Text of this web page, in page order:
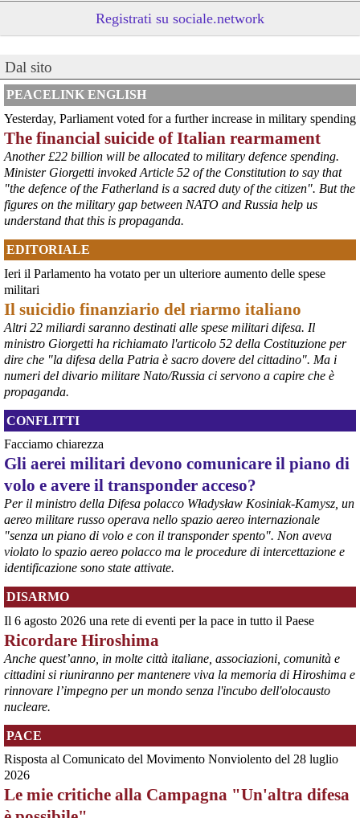
cronachetarantine.it/index.php
il Governo ha manifestato l’intenzione di predisporre un
provvedimento straordinario per attenuare le conseguenze
economiche e sociali della prevista fermata dell’area a caldo e ha
chiesto alle rappresentanze del territorio di formulare proposte
concrete per definirne i contenuti. Casartigiani valuta positivamente
questa disponibilità.
#ILVA Taranto
@peacelink - 6/8/2026 21:36
giornalerossoblu.it/ex-ilva-sc
Nel tavolo convocato al Ministero delle Imprese e del Made in Italy,
provvedimento straordinario per attenuare le conseguenze
economiche e sociali dello stop dell’area a caldo, invitando le
rappresentanze del territorio a presentare proposte operative.
#ILVA #Taranto
@peacelink - 6/8/2026 21:35
Ultimi cento milioni di euro per l’ex Ilva, poi non saranno più
possibili nuovi aiuti di Stato. Lo ha confermato il ministro Adolfo
Urso durante l’incontro al Mimit con le imprese dell’indotto: la
tranche conclusiva del prestito autorizzato dall’Unione europea
dovrà essere erogata entro il 9 agosto e restituita dal futuro
acquirente.
Fonte: Studio100
#ILVA
@peacelink - 6/8/2026 21:08
Registrati su sociale.network
Dal sito
PEACELINK ENGLISH
Yesterday, Parliament voted for a further increase in military spending
The financial suicide of Italian rearmament
Another £22 billion will be allocated to military defence spending.
Minister Giorgetti invoked Article 52 of the Constitution to say that
"the defence of the Fatherland is a sacred duty of the citizen". But the
figures on the military gap between NATO and Russia help us
understand that this is propaganda.
EDITORIALE
Ieri il Parlamento ha votato per un ulteriore aumento delle spese
militari
Il suicidio finanziario del riarmo italiano
Altri 22 miliardi saranno destinati alle spese militari difesa. Il
ministro Giorgetti ha richiamato l'articolo 52 della Costituzione per
dire che "la difesa della Patria è sacro dovere del cittadino". Ma i
numeri del divario militare Nato/Russia ci servono a capire che è
propaganda.
CONFLITTI
Facciamo chiarezza
Gli aerei militari devono comunicare il piano di
volo e avere il transponder acceso?
Per il ministro della Difesa polacco Władysław Kosiniak-Kamysz, un
aereo militare russo operava nello spazio aereo internazionale
"senza un piano di volo e con il transponder spento". Non aveva
violato lo spazio aereo polacco ma le procedure di intercettazione e
identificazione sono state attivate.
DISARMO
Il 6 agosto 2026 una rete di eventi per la pace in tutto il Paese
Ricordare Hiroshima
Anche quest’anno, in molte città italiane, associazioni, comunità e
cittadini si riuniranno per mantenere viva la memoria di Hiroshima e
rinnovare l’impegno per un mondo senza l'incubo dell'olocausto
nucleare.
PACE
Risposta al Comunicato del Movimento Nonviolento del 28 luglio
2026
Le mie critiche alla Campagna "Un'altra difesa